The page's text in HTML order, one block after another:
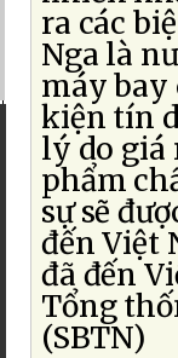
ra các
Nga là
máy bay
kiện tín
lý do giá
phẩm
sự sẽ
đến Việt
đã đến
Tổng
(SBTN)